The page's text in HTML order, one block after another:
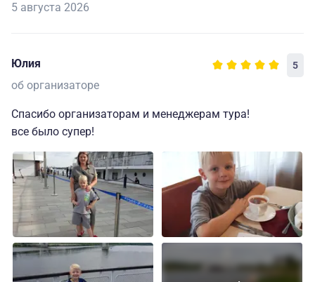
5 августа 2026
Юлия 5
об организаторе
Спасибо организаторам и менеджерам тура!
все было супер!